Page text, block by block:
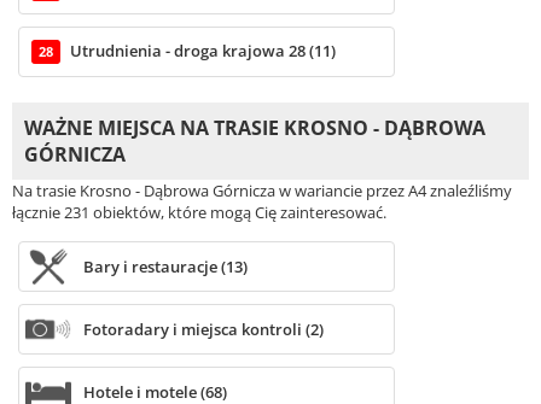
28 Utrudnienia - droga krajowa 28 (11)
WAŻNE MIEJSCA NA TRASIE KROSNO - DĄBROWA
GÓRNICZA
Na trasie Krosno - Dąbrowa Górnicza w wariancie przez A4 znaleźliśmy
łącznie 231 obiektów, które mogą Cię zainteresować.
Bary i restauracje (13)
Fotoradary i miejsca kontroli (2)
Hotele i motele (68)